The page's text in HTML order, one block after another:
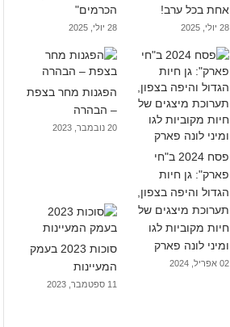
אחת בכל ערב!
28 יולי, 2025
הכרמים"
28 יולי, 2025
פסח 2024 ב"חי
פארק": גן חיות
הגדול והיפה בצפון,
תערוכת מיצגים של
חיות מקוביות לגו
ומיני לונה פארק
02 אפריל, 2024
הפגנות מחר בצפת
– הבהרה
20 נובמבר, 2023
סוכות 2023 בעמק
המעיינות
11 ספטמבר, 2023